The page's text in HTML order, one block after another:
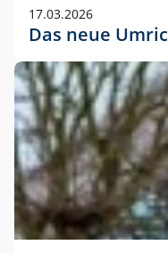
17.03.2026
Das neue